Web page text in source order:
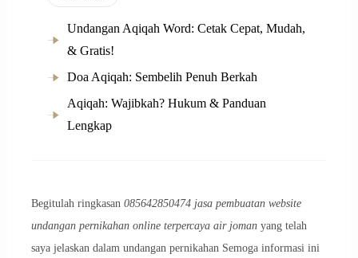
Undangan Aqiqah Word: Cetak Cepat, Mudah,
& Gratis!
Doa Aqiqah: Sembelih Penuh Berkah
Aqiqah: Wajibkah? Hukum & Panduan
Lengkap
Begitulah ringkasan 085642850474 jasa pembuatan website
undangan pernikahan online terpercaya air jomanyang telah
saya jelaskan dalam undangan pernikahan Semoga informasi ini